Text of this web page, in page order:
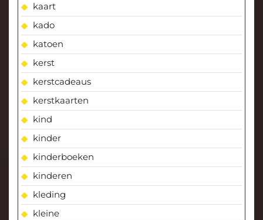
kaart
kado
katoen
kerst
kerstcadeaus
kerstkaarten
kind
kinder
kinderboeken
kinderen
kleding
kleine